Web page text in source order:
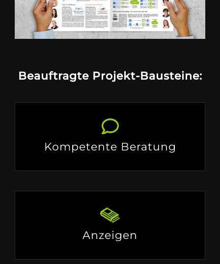
Beauftragte Projekt-Bausteine:
Kompetente Beratung
Anzeigen